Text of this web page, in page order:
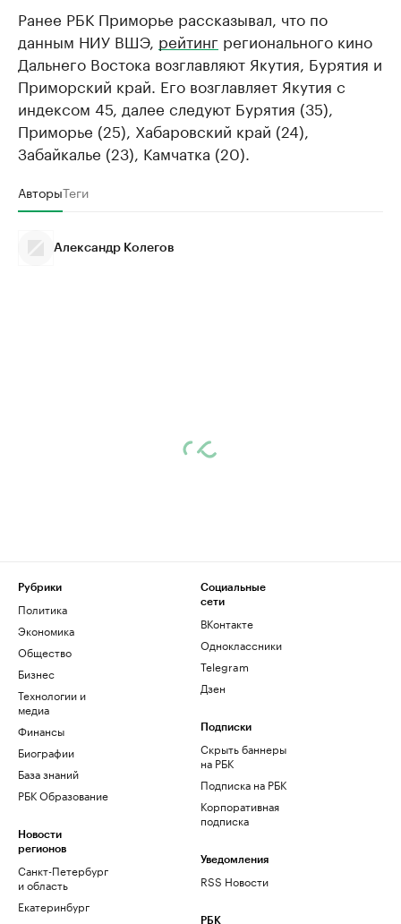
Ранее РБК Приморье рассказывал, что по
данным НИУ ВШЭ, рейтинг регионального кино
Дальнего Востока возглавляют Якутия, Бурятия и
Приморский край. Его возглавляет Якутия с
индексом 45, далее следуют Бурятия (35),
Приморье (25), Хабаровский край (24),
Забайкалье (23), Камчатка (20).
АвторыТеги
Александр Колегов
Рубрики
Политика
Экономика
Общество
Бизнес
Технологии и
медиа
Финансы
Биографии
База знаний
РБК Образование
Новости
регионов
Санкт-Петербург
и область
Екатеринбург
Социальные
сети
ВКонтакте
Одноклассники
Telegram
Дзен
Подписки
Скрыть баннеры
на РБК
Подписка на РБК
Корпоративная
подписка
Уведомления
RSS Новости
РБК